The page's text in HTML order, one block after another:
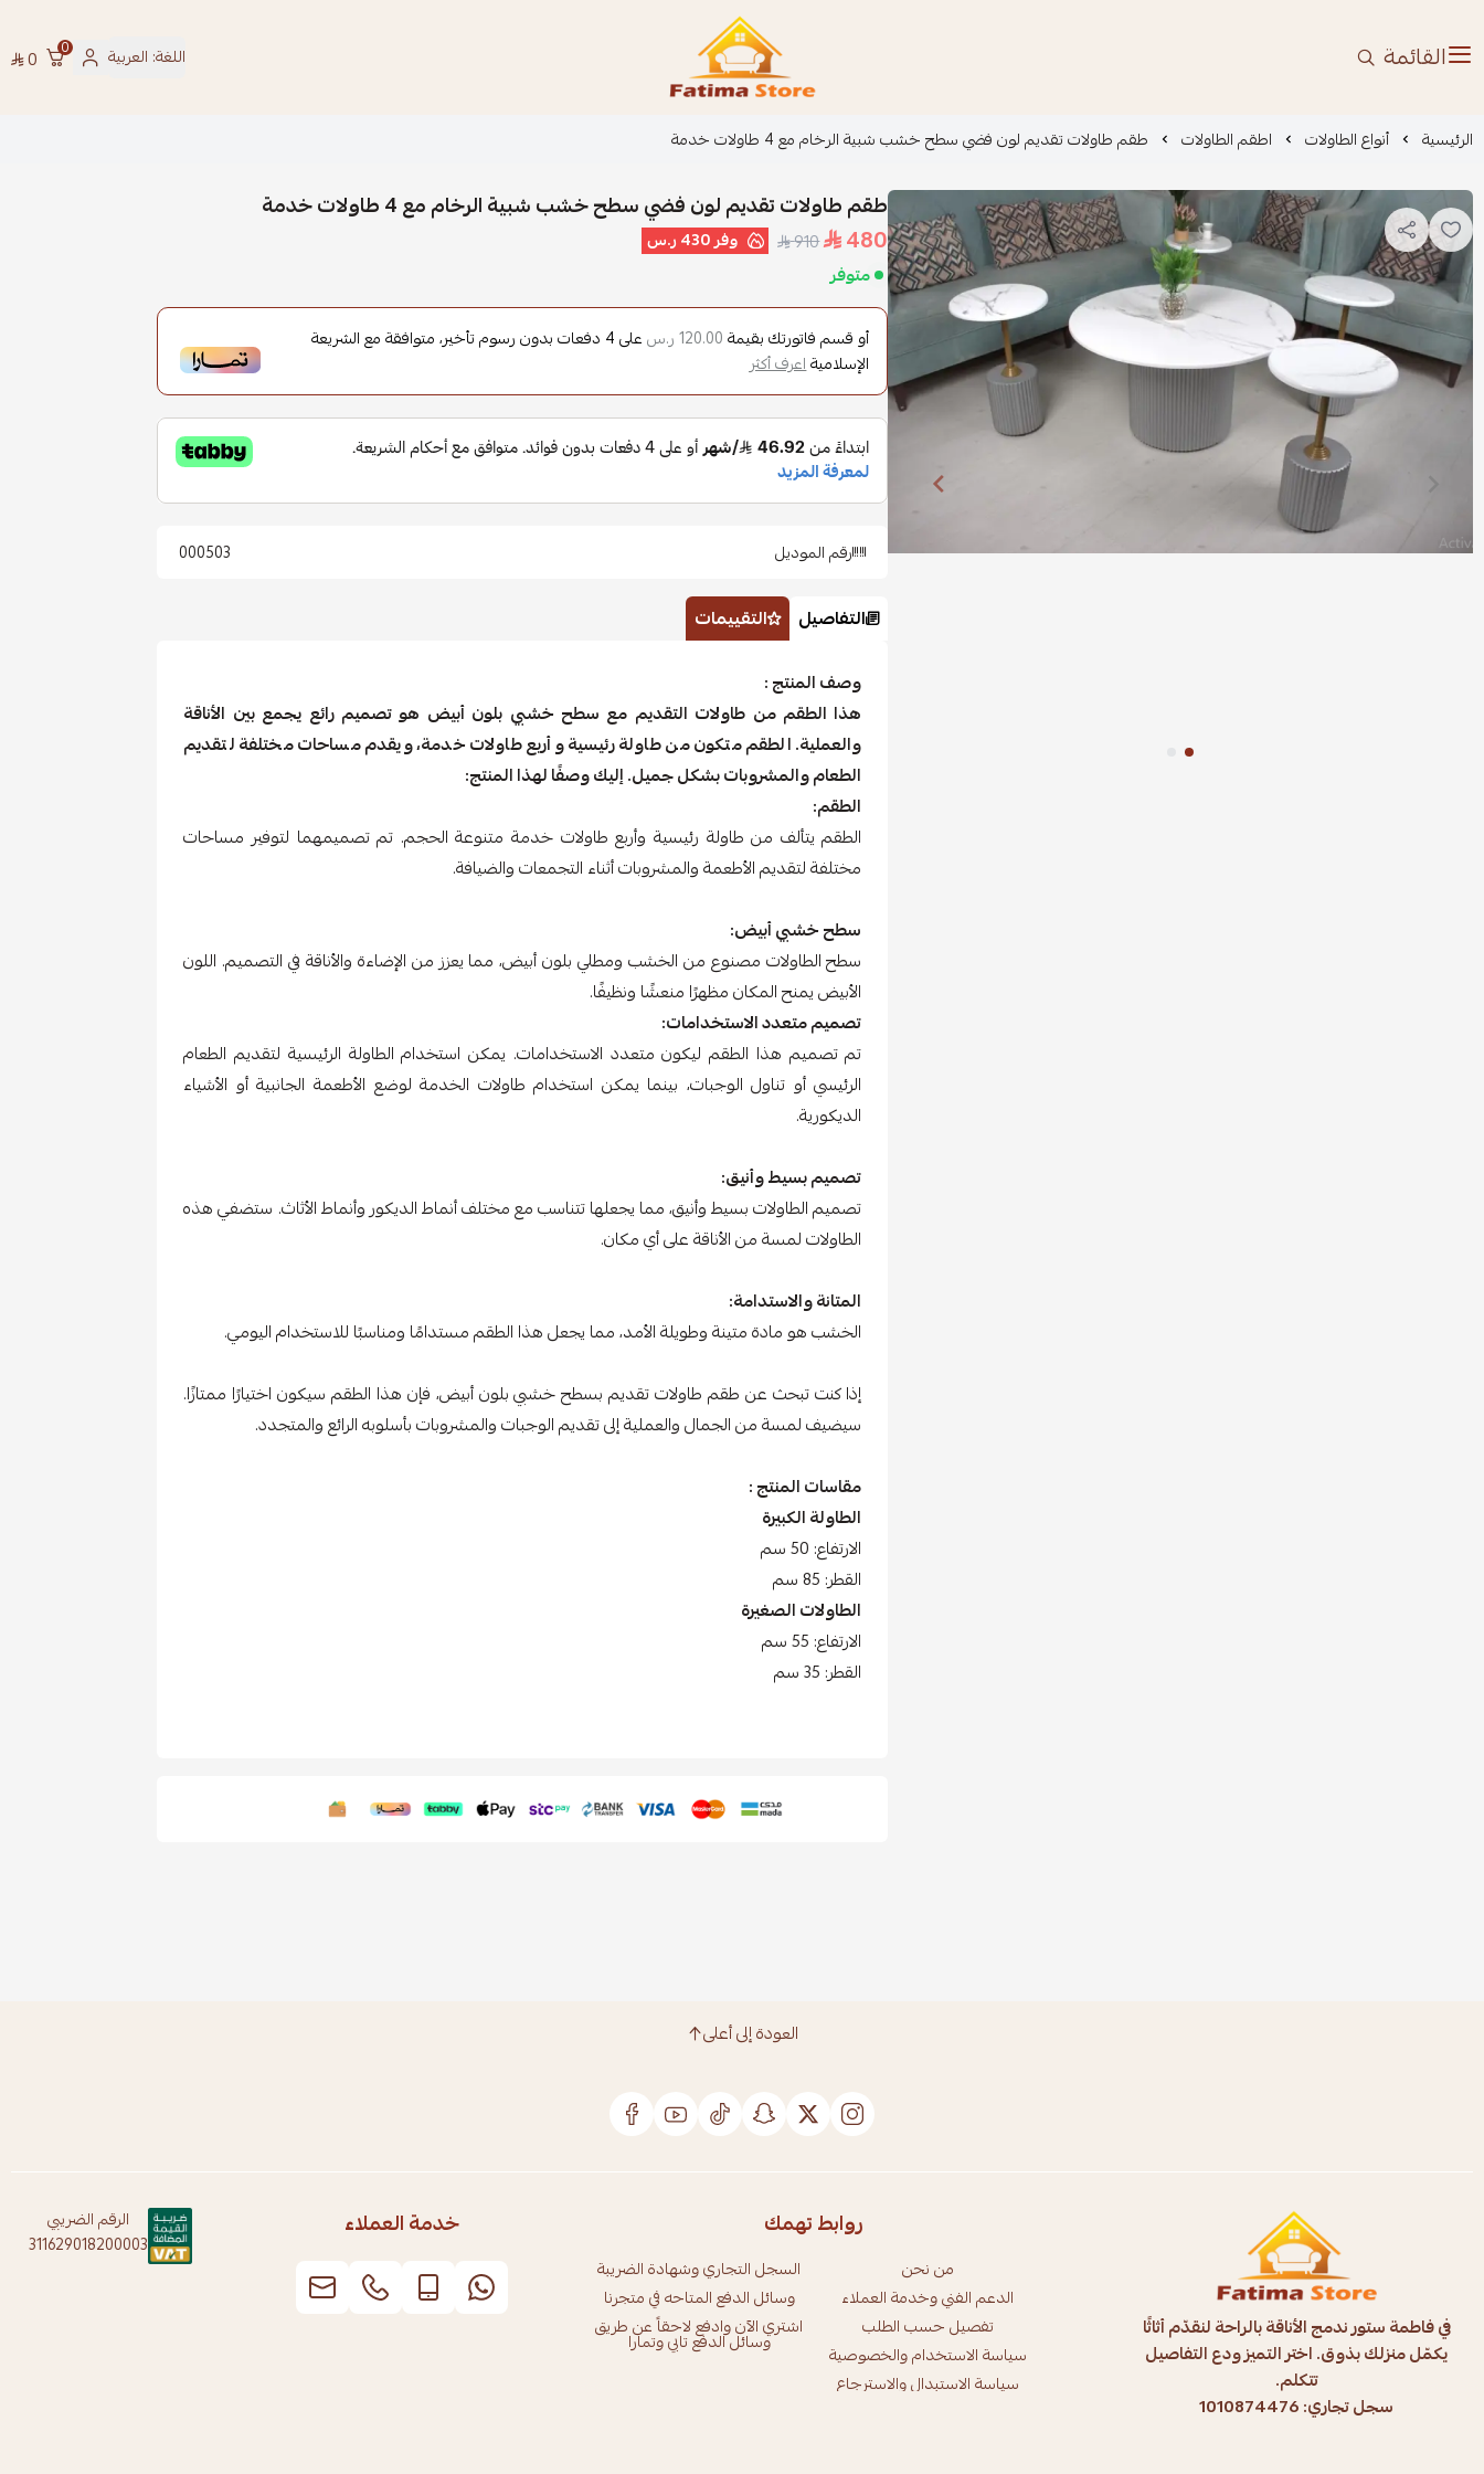
القائمة فاطمة ستور Fatima Store اللغة: العربية 0
0
الرئيسية أنواع الطاولات اطقم الطاولات طقم طاولات تقديم لون فضي سطح خشب شبية الرخام مع 4 طاولات خدمة
طقم طاولات تقديم لون فضي سطح خشب شبية الرخام مع 4 طاولات خدمة
480
910 وفر430 ر.س
متوفر
أو قسم فاتورتك بقيمة 120.00 ر.س على4 دفعات بدون رسوم تأخير، متوافقة مع الشريعة
الإسلاميةاعرف أكثر
رقم الموديل 000503
التفاصيل التقييمات
وصف المنتج :
هذا الطقم من طاولات التقديم مع سطح خشبي بلون أبيض هو تصميم رائع يجمع بين الأناقة
والعملية. الطقم متكون من طاولة رئيسية وأربع طاولات خدمة، ويقدم مساحات مختلفة لتقديم
الطعام والمشروبات بشكل جميل. إليك وصفًا لهذا المنتج:
الطقم:
الطقم يتألف من طاولة رئيسية وأربع طاولات خدمة متنوعة الحجم. تم تصميمهما لتوفير مساحات
مختلفة لتقديم الأطعمة والمشروبات أثناء التجمعات والضيافة.
سطح خشبي أبيض:
سطح الطاولات مصنوع من الخشب ومطلي بلون أبيض، مما يعزز من الإضاءة والأناقة في التصميم. اللون
الأبيض يمنح المكان مظهرًا منعشًا ونظيفًا.
تصميم متعدد الاستخدامات:
تم تصميم هذا الطقم ليكون متعدد الاستخدامات. يمكن استخدام الطاولة الرئيسية لتقديم الطعام
الرئيسي أو تناول الوجبات، بينما يمكن استخدام طاولات الخدمة لوضع الأطعمة الجانبية أو الأشياء
الديكورية.
تصميم بسيط وأنيق:
تصميم الطاولات بسيط وأنيق، مما يجعلها تتناسب مع مختلف أنماط الديكور وأنماط الأثاث. ستضفي هذه
الطاولات لمسة من الأناقة على أي مكان.
المتانة والاستدامة:
الخشب هو مادة متينة وطويلة الأمد، مما يجعل هذا الطقم مستدامًا ومناسبًا للاستخدام اليومي.
إذا كنت تبحث عن طقم طاولات تقديم بسطح خشبي بلون أبيض، فإن هذا الطقم سيكون اختيارًا ممتازًا.
سيضيف لمسة من الجمال والعملية إلى تقديم الوجبات والمشروبات بأسلوبه الرائع والمتجدد.
مقاسات المنتج :
الطاولة الكبيرة
الارتفاع: 50 سم
القطر: 85 سم
الطاولات الصغيرة
الارتفاع: 55 سم
القطر: 35 سم
العودة إلى أعلى
في فاطمة ستور ندمج الأناقة بالراحة لنقدّم أثاثًا
يكمّل منزلك بذوق. اختر التميز ودع التفاصيل
تتكلم.
سجل تجاري: 1010874476
روابط تهمك
من نحن
الدعم الفني وخدمة العملاء
تفصيل حسب الطلب
سياسة الاستخدام والخصوصية
سياسة الاستبدال والاسترجاع
السجل التجاري وشهادة الضريبة
وسائل الدفع المتاحه في متجرنا
اشتري الآن وادفع لاحقاً عن طريق
وسائل الدفع تابي وتمارا
خدمة العملاء
الرقم الضريبي
311629018200003